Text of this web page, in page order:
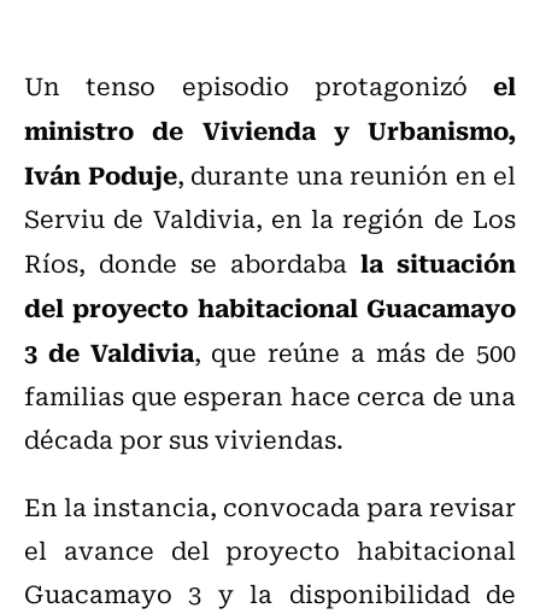
Un tenso episodio protagonizó el
ministro de Vivienda y Urbanismo,
Iván Poduje, durante una reunión en el
Serviu de Valdivia, en la región de Los
Ríos, donde se abordaba la situación
del proyecto habitacional Guacamayo
3 de Valdivia, que reúne a más de 500
familias que esperan hace cerca de una
década por sus viviendas.
En la instancia, convocada para revisar
el avance del proyecto habitacional
Guacamayo 3 y la disponibilidad de